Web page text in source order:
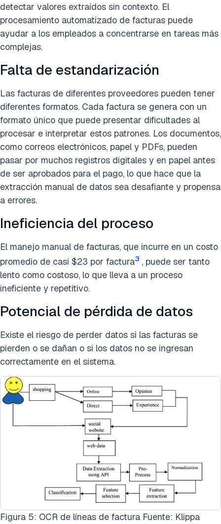
detectar valores extraídos sin contexto. El
procesamiento automatizado de facturas puede
ayudar a los empleados a concentrarse en tareas más
complejas.
Falta de estandarización
Las facturas de diferentes proveedores pueden tener
diferentes formatos. Cada factura se genera con un
formato único que puede presentar dificultades al
procesar e interpretar estos patrones. Los documentos,
como correos electrónicos, papel y PDFs, pueden
pasar por muchos registros digitales y en papel antes
de ser aprobados para el pago, lo que hace que la
extracción manual de datos sea desafiante y propensa
a errores.
Ineficiencia del proceso
El manejo manual de facturas, que incurre en un costo
promedio de casi $23 por factura3 , puede ser tanto
lento como costoso, lo que lleva a un proceso
ineficiente y repetitivo.
Potencial de pérdida de datos
Existe el riesgo de perder datos si las facturas se
pierden o se dañan o si los datos no se ingresan
correctamente en el sistema.
Figura 5: OCR de líneas de factura Fuente: Klippa